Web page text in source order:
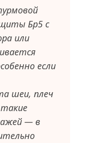
Бр5 с
или
если
шеи, плеч
— в